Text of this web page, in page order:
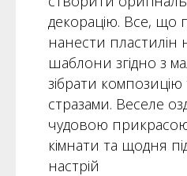
декорацію. Все, що
нанести пластилін
шаблони згідно з
зібрати композицію
стразами. Веселе
чудовою
кімнати та щодня
настрій